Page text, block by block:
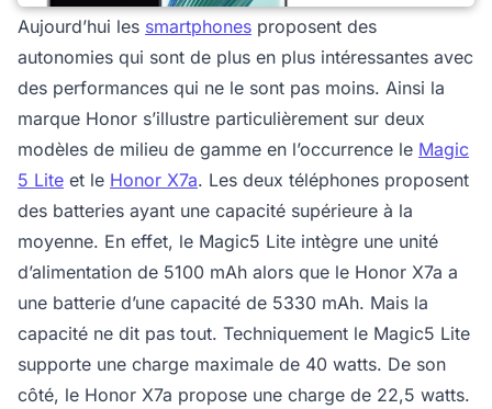
Aujourd’hui les smartphones proposent des
autonomies qui sont de plus en plus intéressantes avec
des performances qui ne le sont pas moins. Ainsi la
marque Honor s’illustre particulièrement sur deux
modèles de milieu de gamme en l’occurrence le Magic
5 Lite et le Honor X7a. Les deux téléphones proposent
des batteries ayant une capacité supérieure à la
moyenne. En effet, le Magic5 Lite intègre une unité
d’alimentation de 5100 mAh alors que le Honor X7a a
une batterie d’une capacité de 5330 mAh. Mais la
capacité ne dit pas tout. Techniquement le Magic5 Lite
supporte une charge maximale de 40 watts. De son
côté, le Honor X7a propose une charge de 22,5 watts.